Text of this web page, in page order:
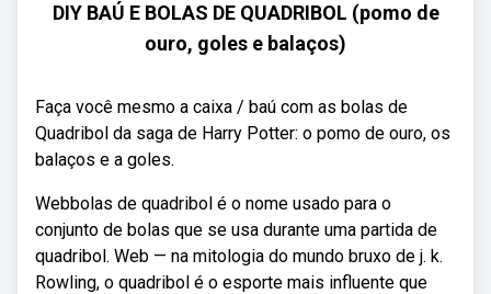
DIY BAÚ E BOLAS DE QUADRIBOL (pomo de
ouro, goles e balaços)
Faça você mesmo a caixa / baú com as bolas de
Quadribol da saga de Harry Potter: o pomo de ouro, os
balaços e a goles.
Webbolas de quadribol é o nome usado para o
conjunto de bolas que se usa durante uma partida de
quadribol. Web — na mitologia do mundo bruxo de j. k.
Rowling, o quadribol é o esporte mais influente que